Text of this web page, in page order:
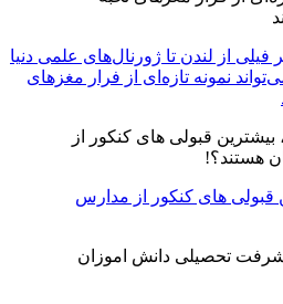
از لندن تا ژورنال‌های علمی دنیا
نمونه تازه‌ای از فرار مغزهای
قبولی های کنکور از مدارس